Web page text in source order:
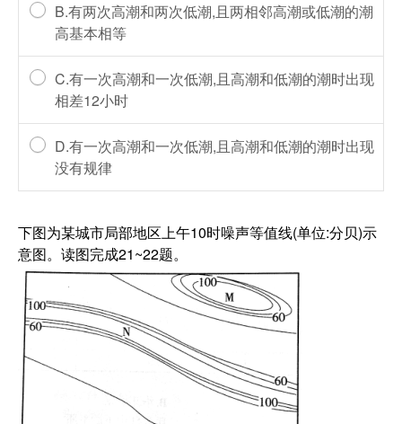
B.有两次高潮和两次低潮,且两相邻高潮或低潮的潮
高基本相等
C.有一次高潮和一次低潮,且高潮和低潮的潮时出现
相差12小时
D.有一次高潮和一次低潮,且高潮和低潮的潮时出现
没有规律
下图为某城市局部地区上午10时噪声等值线(单位:分贝)示
意图。读图完成21~22题。